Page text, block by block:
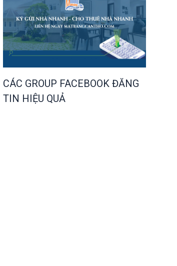
CÁC GROUP FACEBOOK ĐĂNG
TIN HIỆU QUẢ